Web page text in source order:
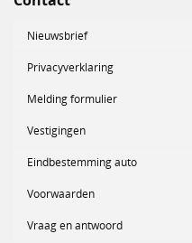
Nieuwsbrief
Privacyverklaring
Melding formulier
Vestigingen
Eindbestemming auto
Voorwaarden
Vraag en antwoord